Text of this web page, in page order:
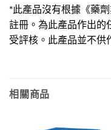
*此產品沒有根據《藥
註冊。為此產品作出的
受評核。此產品並不供
相關商品